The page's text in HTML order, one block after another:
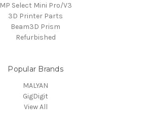
MP Select Mini Pro/V3
3D Printer Parts
Beam3D Prism
Refurbished
Popular Brands
MALYAN
GigDigit
View All